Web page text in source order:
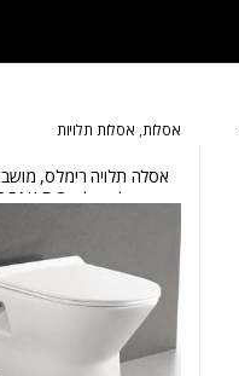
אסלות, אסלות תלויות
אסלה תלויה רימלס, מושב
הידרואלי נשלף TORNADO